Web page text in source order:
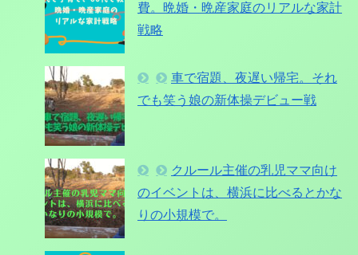
費。晩婚・晩産家庭のリアルな家計
戦略
車で宿題、夜遅い帰宅。それ
でも笑う娘の新体操デビュー戦
クルール主催の乳児ママ向け
のイベントは、横浜に比べるとかな
りの小規模で。